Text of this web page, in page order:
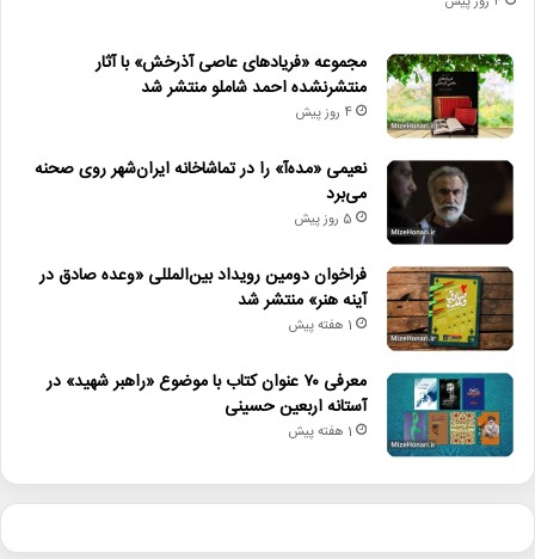
مجموعه «فریادهای عاصی آذرخش» با آثار
منتشرنشده احمد شاملو منتشر شد
4 روز پیش
نعیمی «مده‌آ» را در تماشاخانه ایران‌شهر روی صحنه
می‌برد
5 روز پیش
فراخوان دومین رویداد بین‌المللی «وعده صادق در
آینه هنر» منتشر شد
1 هفته پیش
معرفی ۷۰ عنوان کتاب با موضوع «راهبر شهید» در
آستانه اربعین حسینی
1 هفته پیش